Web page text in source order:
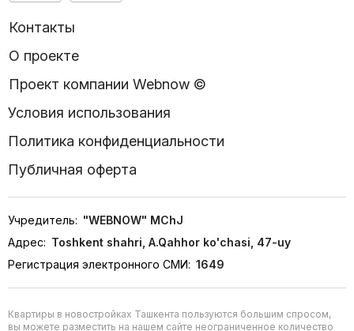
Контакты
О проекте
Проект компании Webnow ©
Условия использования
Политика конфиденциальности
Публичная оферта
Учредитель: "WEBNOW" MChJ
Адрес: Toshkent shahri, A.Qahhor ko'chasi, 47-uy
Регистрация электронного СМИ: 1649
Квартиры в новостройках Ташкента пользуются большим спросом,
вы можете разместить на нашем сайте неограниченное количество